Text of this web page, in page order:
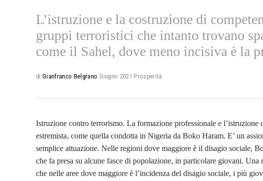
L’istruzione e la costruzione di
gruppi terroristici che intanto trovano
come il Sahel, dove meno incisiva è la
di Gianfranco Belgrano Giugno 2021 Prosperità
Istruzione contro terrorismo. La formazione professionale e
estremista, come quella condotta in Nigeria da Boko Haram. E’ un
semplice attuazione. Nelle regioni dove maggiore è il disagio sociale,
che fa presa su alcune fasce di popolazione, in particolare giovani.
che nelle aree dove maggiore è l’incidenza del disagio sociale, i più